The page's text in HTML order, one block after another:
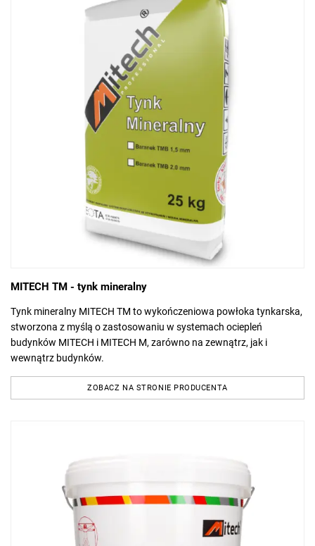
MITECH TM - tynk mineralny
Tynk mineralny MITECH TM to wykończeniowa powłoka tynkarska,
stworzona z myślą o zastosowaniu w systemach ociepleń
budynków MITECH i MITECH M, zarówno na zewnątrz, jak i
wewnątrz budynków.
ZOBACZ NA STRONIE PRODUCENTA